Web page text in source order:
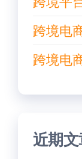
跨境电
跨境电
近期